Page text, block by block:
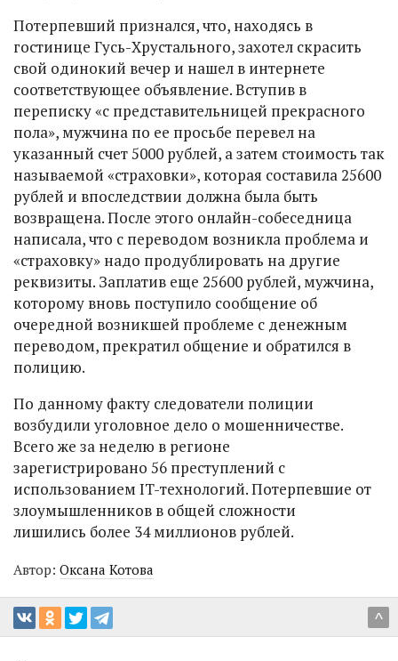
Потерпевший признался, что, находясь в
гостинице Гусь-Хрустального, захотел скрасить
свой одинокий вечер и нашел в интернете
соответствующее объявление. Вступив в
переписку «с представительницей прекрасного
пола», мужчина по ее просьбе перевел на
указанный счет 5000 рублей, а затем стоимость так
называемой «страховки», которая составила 25600
рублей и впоследствии должна была быть
возвращена. После этого онлайн-собеседница
написала, что с переводом возникла проблема и
«страховку» надо продублировать на другие
реквизиты. Заплатив еще 25600 рублей, мужчина,
которому вновь поступило сообщение об
очередной возникшей проблеме с денежным
переводом, прекратил общение и обратился в
полицию.
По данному факту следователи полиции
возбудили уголовное дело о мошенничестве.
Всего же за неделю в регионе
зарегистрировано 56 преступлений с
использованием IT-технологий. Потерпевшие от
злоумышленников в общей сложности
лишились более 34 миллионов рублей.
Автор: Оксана Котова
^